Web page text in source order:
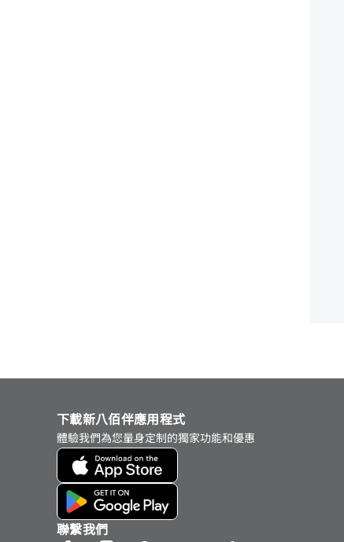
下載新八佰伴應用程式
體驗我們為您量身定制的獨家功能和優惠
聯繫我們